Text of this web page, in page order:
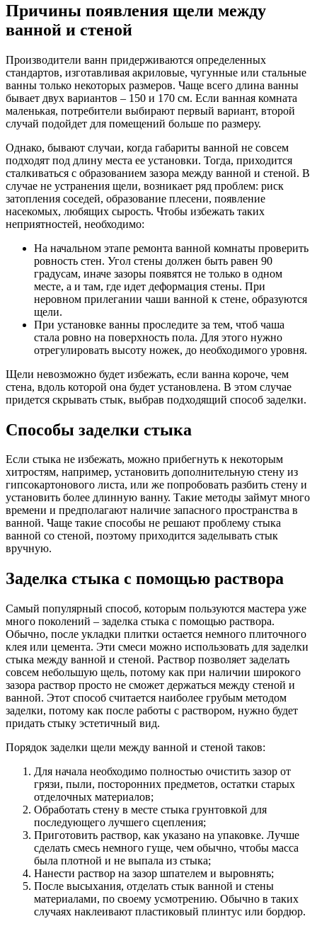
Причины появления щели между
ванной и стеной
Производители ванн придерживаются определенных
стандартов, изготавливая акриловые, чугунные или стальные
ванны только некоторых размеров. Чаще всего длина ванны
бывает двух вариантов – 150 и 170 см. Если ванная комната
маленькая, потребители выбирают первый вариант, второй
случай подойдет для помещений больше по размеру.
Однако, бывают случаи, когда габариты ванной не совсем
подходят под длину места ее установки. Тогда, приходится
сталкиваться с образованием зазора между ванной и стеной. В
случае не устранения щели, возникает ряд проблем: риск
затопления соседей, образование плесени, появление
насекомых, любящих сырость. Чтобы избежать таких
неприятностей, необходимо:
На начальном этапе ремонта ванной комнаты проверить
ровность стен. Угол стены должен быть равен 90
градусам, иначе зазоры появятся не только в одном
месте, а и там, где идет деформация стены. При
неровном прилегании чаши ванной к стене, образуются
щели.
При установке ванны проследите за тем, чтоб чаша
стала ровно на поверхность пола. Для этого нужно
отрегулировать высоту ножек, до необходимого уровня.
Щели невозможно будет избежать, если ванна короче, чем
стена, вдоль которой она будет установлена. В этом случае
придется скрывать стык, выбрав подходящий способ заделки.
Способы заделки стыка
Если стыка не избежать, можно прибегнуть к некоторым
хитростям, например, установить дополнительную стену из
гипсокартонового листа, или же попробовать разбить стену и
установить более длинную ванну. Такие методы займут много
времени и предполагают наличие запасного пространства в
ванной. Чаще такие способы не решают проблему стыка
ванной со стеной, поэтому приходится заделывать стык
вручную.
Заделка стыка с помощью раствора
Самый популярный способ, которым пользуются мастера уже
много поколений – заделка стыка с помощью раствора.
Обычно, после укладки плитки остается немного плиточного
клея или цемента. Эти смеси можно использовать для заделки
стыка между ванной и стеной. Раствор позволяет заделать
совсем небольшую щель, потому как при наличии широкого
зазора раствор просто не сможет держаться между стеной и
ванной. Этот способ считается наиболее грубым методом
заделки, потому как после работы с раствором, нужно будет
придать стыку эстетичный вид.
Порядок заделки щели между ванной и стеной таков:
Для начала необходимо полностью очистить зазор от
грязи, пыли, посторонних предметов, остатки старых
отделочных материалов;
Обработать стену в месте стыка грунтовкой для
последующего лучшего сцепления;
Приготовить раствор, как указано на упаковке. Лучше
сделать смесь немного гуще, чем обычно, чтобы масса
была плотной и не выпала из стыка;
Нанести раствор на зазор шпателем и выровнять;
После высыхания, отделать стык ванной и стены
материалами, по своему усмотрению. Обычно в таких
случаях наклеивают пластиковый плинтус или бордюр.